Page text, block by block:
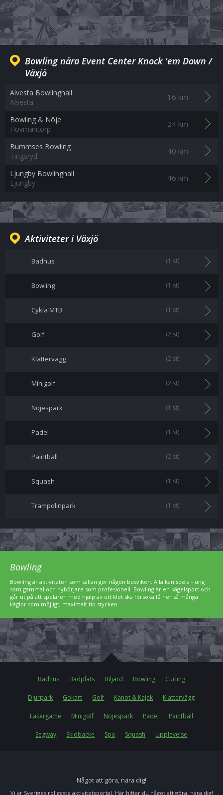
Bowling nära Event Center Knock 'em Down /
Växjö
Alvesta Bowlinghall
Alvesta
16 km
Bowling & Nöje
Hovmantorp
24 km
Bummses Bowling
Tingsryd
40 km
Ljungby Bowlinghall
Ljungby
46 km
Aktiviteter i Växjö
Badhus (1 st)
Bowling (1 st)
Cykla MTB (1 st)
Golf (2 st)
Klättervägg (2 st)
Minigolf (2 st)
Nöjespark (1 st)
Padel (1 st)
Paintball (2 st)
Squash (1 st)
Trampolinpark (1 st)
Bowling
Bowling är aktiviteten som sällan gör någon besviken. Alla kan spela - ung
som gammal och nybörjare som profesionell. Bowling är en kägelsport och
går ut på att spelaren med hjälp av ett klot ska försöka få ner så många
käglor som möjligt, maximalt tio stycken.
Badhus Badplats Biljard Bowling Curling
Djurpark Gokart Golf Kanot & Kajak Klättervägg
Lasergame Minigolf Nöjespark Padel Paintball
Segway Skidbacke Spa Squash Upplevelse
Något att göra, nära dig!
Vi är Sveriges roligaste aktivitetsportal. Här hittar du något att göra, nära dig!